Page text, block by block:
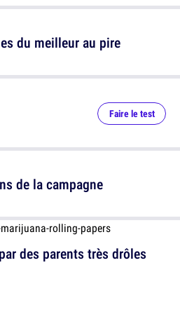
du meilleur au pire
des parents très drôles
Faire le test
de la campagne